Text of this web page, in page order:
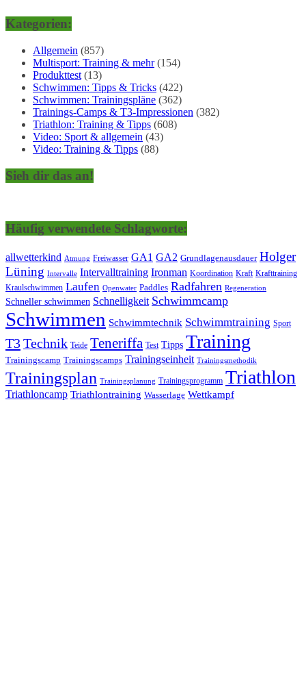
Kategorien:
Allgemein (857)
Multisport: Training & mehr(154)
Produkttest (13)
Schwimmen: Tipps & Tricks (422)
Schwimmen: Trainingspläne (362)
Trainings-Camps & T3-Impressionen (382)
Triathlon: Training & Tipps (608)
Video: Sport & allgemein (43)
Video: Training & Tipps (88)
Sieh dir das an!
Häufig verwendete Schlagworte:
allwetterkind Atmung Freiwasser GA1 GA2 Grundlagenausdauer Holger
Lüning Intervalle Intervalltraining Ironman Koordination Kraft Krafttraining
Kraulschwimmen Laufen Openwater Paddles Radfahren Regeneration
Schneller schwimmen Schnelligkeit Schwimmcamp
Schwimmen Schwimmtechnik Schwimmtraining Sport
T3Technik Teide Teneriffa Test Tipps Training
Trainingscamp Trainingscamps Trainingseinheit Trainingsmethodik
Trainingsplan Trainingsplanung Trainingsprogramm Triathlon
Triathloncamp Triathlontraining Wasserlage Wettkampf